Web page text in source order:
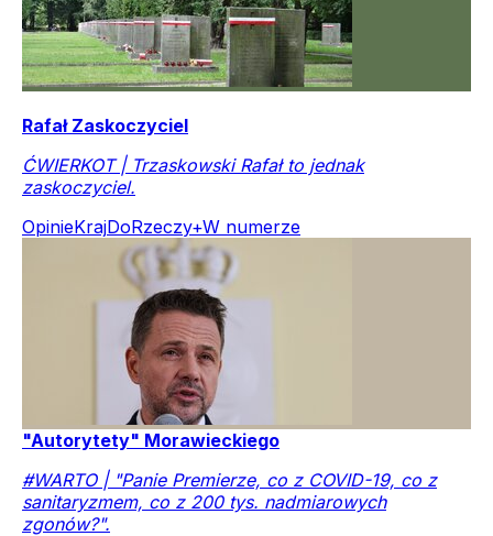
Rafał Zaskoczyciel
ĆWIERKOT | Trzaskowski Rafał to jednak
zaskoczyciel.
OpinieKrajDoRzeczy+W numerze
"Autorytety" Morawieckiego
#WARTO | "Panie Premierze, co z COVID-19, co z
sanitaryzmem, co z 200 tys. nadmiarowych
zgonów?".